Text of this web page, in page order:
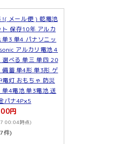
!( メール便 ) 乾電池
保存10年 アルカ
単3 単4 パナソニッ
アルカリ電池 4
選べる 単三 単四 20
備蓄 単4形 単3形 ゲ
電灯 おもちゃ 防災
単4電池 単3電池 送
パナ4P×5
円
00:04時点)
件)